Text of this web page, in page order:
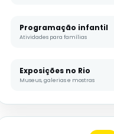
Programação infantil
Atividades para famílias
Exposições no Rio
Museus, galerias e mostras